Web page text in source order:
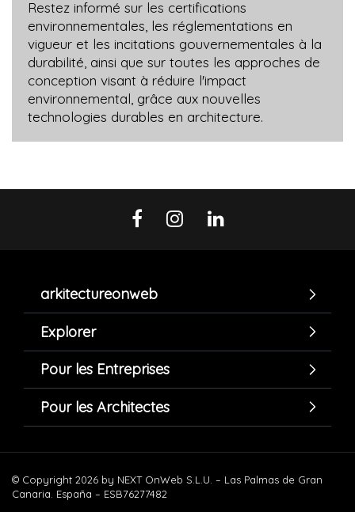
Restez informé sur les certifications
environnementales, les réglementations en
vigueur et les incitations gouvernementales à la
durabilité, ainsi que sur toutes les approches de
conception visant à réduire l'impact
environnemental, grâce aux nouvelles
technologies durables en architecture.
arkitectureonweb
Explorer
Pour les Entreprises
Pour les Architectes
© Copyright 2026 by NEXT OnWeb S.L.U. – Las Palmas de Gran
Canaria. España – ESB76277482